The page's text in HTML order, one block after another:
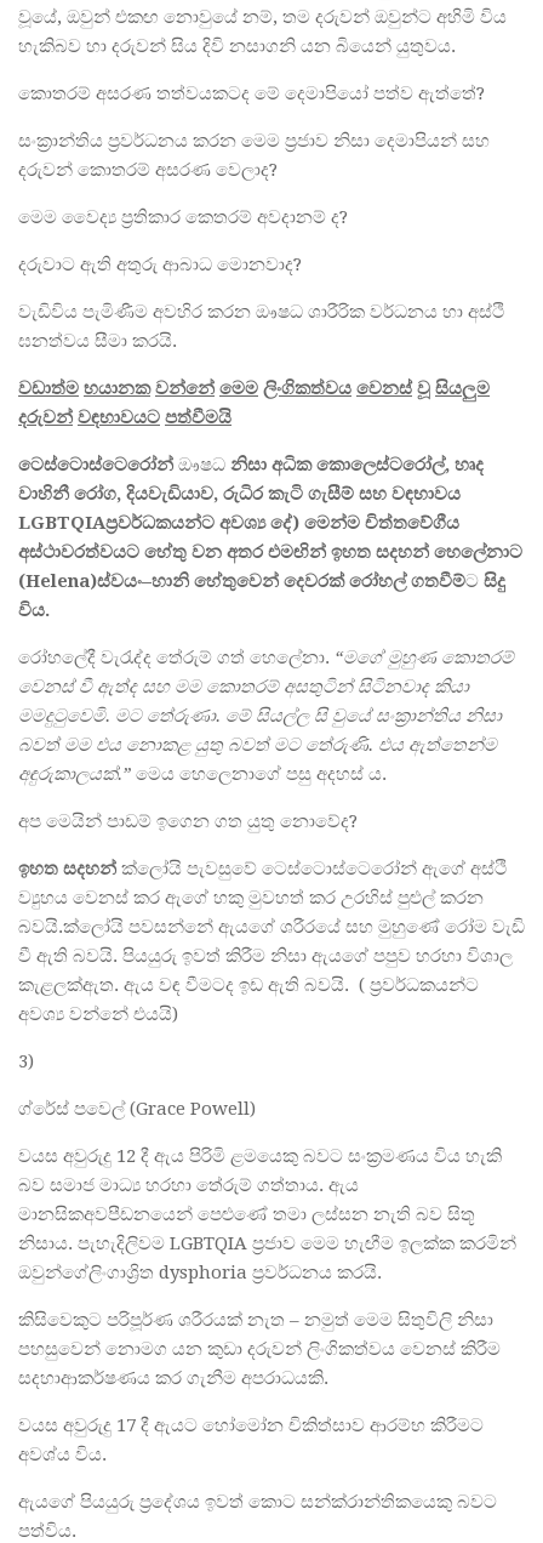
වූයේ, ඔවුන් එකඟ නොවුයේ නම්, තම දරුවන් ඔවුන්ට අහිමි විය
හැකිබව හා දරුවන් සිය දිවි නසාගනි යන බියෙන් යුතුවය.
කොතරම් අසරණ තත්වයකටද මේ දෙමාපියෝ පත්ව ඇත්තේ?
සංක්‍රාන්තිය ප්‍රවර්ධනය කරන මෙම ප්‍රජාව නිසා දෙමාපියන් සහ
දරුවන් කොතරම් අසරණ වෙලාද?
මෙම වෛද්‍ය ප්‍රතිකාර කෙතරම් අවදානම් ද?
දරුවාට ඇති අතුරු ආබාධ මොනවාද?
වැඩිවිය පැමිණීම අවහිර කරන ඖෂධ ශාරීරික වර්ධනය හා අස්ථි
ඝනත්වය සීමා කරයි.
වඩාත්ම භයානක වන්නේ මෙම ලිංගිකත්වය වෙනස් වූ සියලුම
දරුවන් වඳභාවයට පත්වීමයි
ටෙස්ටොස්ටෙරෝන් ඖෂධ නිසා අධික කොලෙස්ටරෝල්, හෘද
වාහිනී රෝග, දියවැඩියාව, රුධිර කැටි ගැසීම් සහ වඳභාවය
LGBTQIAප්‍රවර්ධකයන්ට අවශ්‍ දේ) මෙන්ම චිත්තවේගීය
අස්ථාවරත්වයට හේතු වන අතර එමඟින් ඉහත සදහන් හෙලේනාට
(Helena)ස්වයං–හානි හේතුවෙන් දෙවරක් රෝහල් ගතවීම්ට සිදු
විය.
රෝහලේදී වැරැද්ද තේරුම් ගත් හෙලේනා. “මගේ මුහුණ කොතරම්
වෙනස් වී ඇත්ද සහ මම කොතරම් අසතුටින් සිටිනවාද කියා
මමදුටුවෙමි. මට තේරුණා. මේ සියල්ල සි වුයේ සංක්‍රාන්තිය නිසා
බවත් මම එය නොකළ යුතු බවත් මට තේරුණි. එය ඇත්තෙන්ම
අඳුරුකාලයක්.” මෙය හෙලෙනාගේ පසු අදහස් ය.
අප මෙයින් පාඩම් ඉගෙන ගත යුතු නොවේද?
ඉහත සදහන් ක්ලෝයි පැවසුවේ ටෙස්ටොස්ටෙරෝන් ඇගේ අස්ථි
ව්‍යුහය වෙනස් කර ඇගේ හකු මුවහත් කර උරහිස් පුළුල් කරන
බවයි.ක්ලෝයි පවසන්නේ ඇයගේ ශරීරයේ සහ මුහුණේ රෝම වැඩි
වී ඇති බවයි. පියයුරු ඉවත් කිරීම නිසා ඇයගේ පපුව හරහා විශාල
කැළලක්ඇත. ඇය වඳ වීමටද ඉඩ ඇති බවයි. ( ප්‍රවර්ධකයන්ට
අවශ්‍ය වන්නේ එයයි)
3)
ග්රේස් පවෙල් (Grace Powell)
වයස අවුරුදු 12 දී ඇය පිරිමි ළමයෙකු බවට සංක්‍රමණය විය හැකි
බව සමාජ මාධ්‍ය හරහා තේරුම් ගත්තාය. ඇය
මානසිකඅවපීඩනයෙන් පෙළුණේ තමා ලස්සන නැති බව සිතූ
නිසාය. පැහැදිලිවම LGBTQIA ප්‍රජාව මෙම හැඟීම ඉලක්ක කරමින්
ඔවුන්ගේලිංගාශ්‍රිත dysphoria ප්‍රවර්ධනය කරයි.
කිසිවෙකුට පරිපූර්ණ ශරීරයක් නැත – නමුත් මෙම සිතුවිලි නිසා
පහසුවෙන් නොමග යන කුඩා දරුවන් ලිංගිකත්වය වෙනස් කිරීම
සදහාආකර්ෂණය කර ගැනීම අපරාධයකි.
වයස අවුරුදු 17 දී ඇයට හෝමෝන චිකිත්සාව ආරම්භ කිරීමට
අවශ්ය විය.
ඇයගේ පියයුරු ප්‍රදේශය ඉවත් කොට සන්ක්රාන්තිකයෙකු බවට
පත්විය.